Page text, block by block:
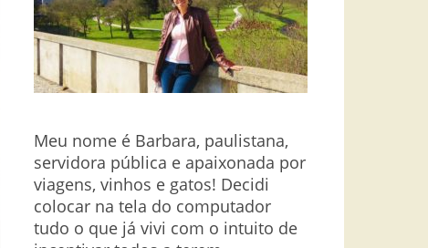
Meu nome é Barbara, paulistana,
servidora pública e apaixonada por
viagens, vinhos e gatos! Decidi
colocar na tela do computador
tudo o que já vivi com o intuito de